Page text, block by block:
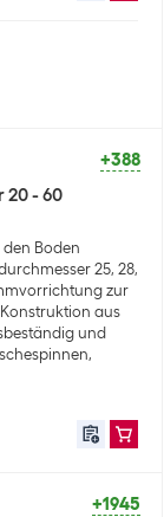
+388
20 - 60
den Boden
25, 28,
zur
aus
und
+1945